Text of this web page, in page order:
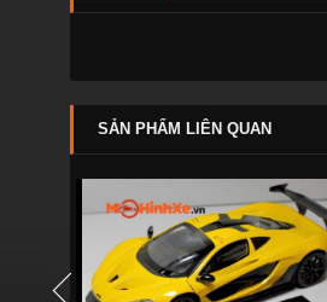
SẢN PHẨM LIÊN QUAN
prev